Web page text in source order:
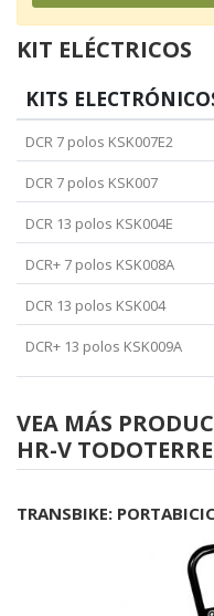
KIT ELÉCTRICOS
KITS
DCR 7 polos KSK007E2
DCR 7 polos KSK007
DCR 13 polos KSK004E
DCR+ 7 polos KSK008A
DCR 13 polos KSK004
DCR+ 13 polos KSK009A
VEA MÁS
HR-V
TRANSBIKE: